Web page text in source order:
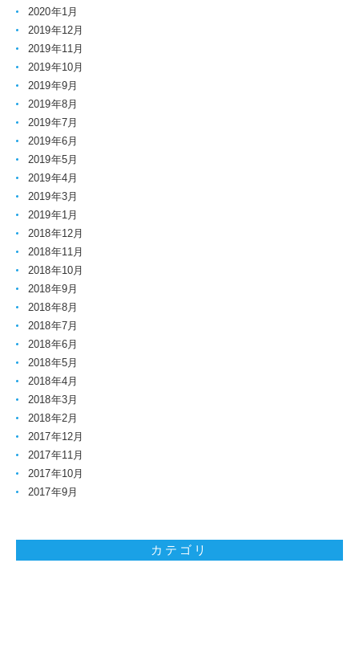
2020年1月
2019年12月
2019年11月
2019年10月
2019年9月
2019年8月
2019年7月
2019年6月
2019年5月
2019年4月
2019年3月
2019年1月
2018年12月
2018年11月
2018年10月
2018年9月
2018年8月
2018年7月
2018年6月
2018年5月
2018年4月
2018年3月
2018年2月
2017年12月
2017年11月
2017年10月
2017年9月
カテゴリ